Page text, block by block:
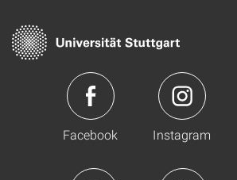
Facebook Instagram